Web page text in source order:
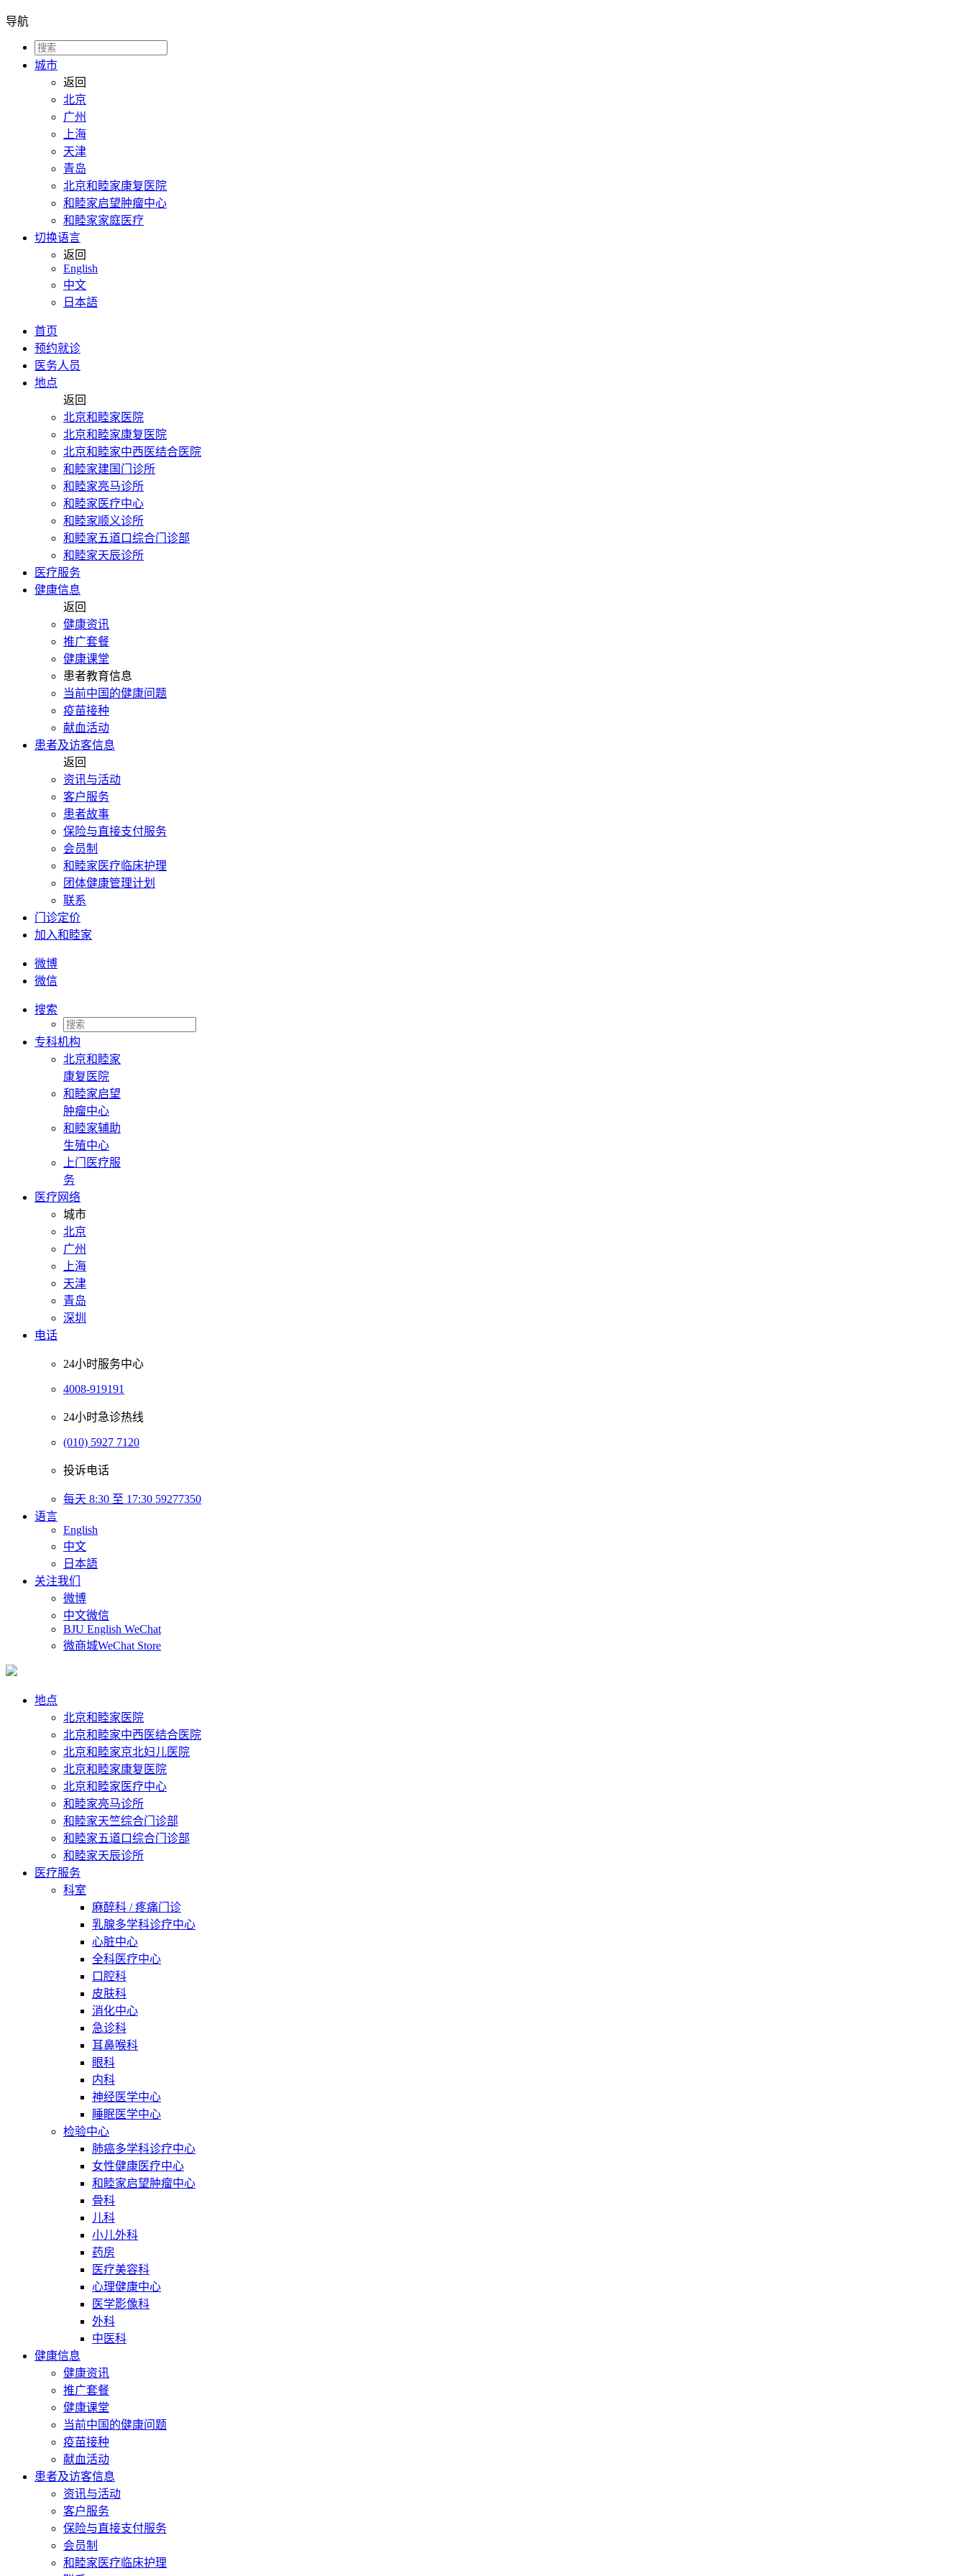
导航
城市
返回
北京
广州
上海
天津
青岛
北京和睦家康复医院
和睦家启望肿瘤中心
和睦家家庭医疗
切换语言
返回
English
中文
日本語
首页
预约就诊
医务人员
地点
返回
北京和睦家医院
北京和睦家康复医院
北京和睦家中西医结合医院
和睦家建国门诊所
和睦家亮马诊所
和睦家医疗中心
和睦家顺义诊所
和睦家五道口综合门诊部
和睦家天辰诊所
医疗服务
健康信息
返回
健康资讯
推广套餐
健康课堂
患者教育信息
当前中国的健康问题
疫苗接种
献血活动
患者及访客信息
返回
资讯与活动
客户服务
患者故事
保险与直接支付服务
会员制
和睦家医疗临床护理
团体健康管理计划
联系
门诊定价
加入和睦家
微博
微信
搜索
专科机构
北京和睦家
康复医院
和睦家启望
肿瘤中心
和睦家辅助
生殖中心
上门医疗服
务
医疗网络
城市
北京
广州
上海
天津
青岛
深圳
电话
24小时服务中心
4008-919191
24小时急诊热线
(010) 5927 7120
投诉电话
每天 8:30 至 17:30 59277350
语言
English
中文
日本語
关注我们
微博
中文微信
BJU English WeChat
微商城WeChat Store
地点
北京和睦家医院
北京和睦家中西医结合医院
北京和睦家京北妇儿医院
北京和睦家康复医院
北京和睦家医疗中心
和睦家亮马诊所
和睦家天竺综合门诊部
和睦家五道口综合门诊部
和睦家天辰诊所
医疗服务
科室
麻醉科 / 疼痛门诊
乳腺多学科诊疗中心
心脏中心
全科医疗中心
口腔科
皮肤科
消化中心
急诊科
耳鼻喉科
眼科
内科
神经医学中心
睡眠医学中心
检验中心
肺癌多学科诊疗中心
女性健康医疗中心
和睦家启望肿瘤中心
骨科
儿科
小儿外科
药房
医疗美容科
心理健康中心
医学影像科
外科
中医科
健康信息
健康资讯
推广套餐
健康课堂
当前中国的健康问题
疫苗接种
献血活动
患者及访客信息
资讯与活动
客户服务
保险与直接支付服务
会员制
和睦家医疗临床护理